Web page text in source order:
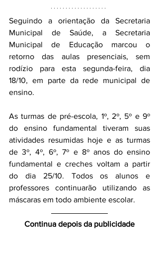
Seguindo a orientação da Secretaria
Municipal de Saúde, a Secretaria
Municipal de Educação marcou o
retorno das aulas presenciais, sem
rodízio para esta segunda-feira, dia
18/10, em parte da rede municipal de
ensino.
As turmas de pré-escola, 1º, 2º, 5º e 9º
do ensino fundamental tiveram suas
atividades resumidas hoje e as turmas
de 3º, 4º, 6º, 7º e 8º anos do ensino
fundamental e creches voltam a partir
do dia 25/10. Todos os alunos e
professores continuarão utilizando as
máscaras em todo ambiente escolar.
Continua depois da publicidade